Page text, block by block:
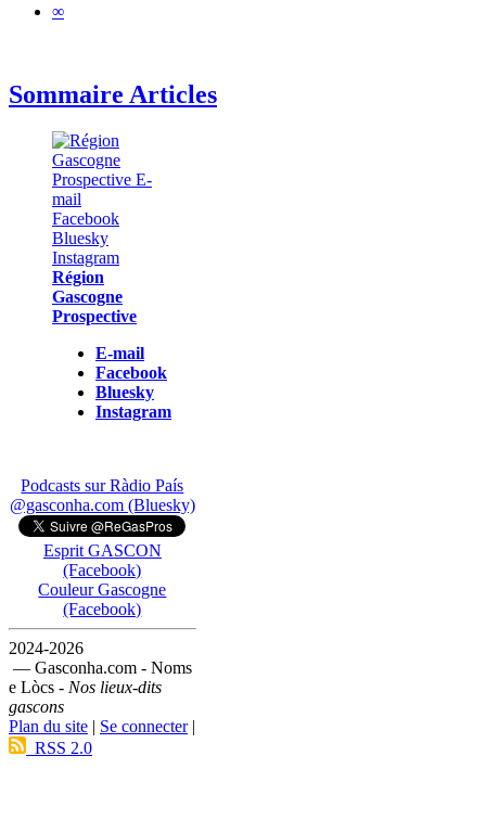
∞
Sommaire Articles
Région
Gascogne
Prospective
E-mail
Facebook
Bluesky
Instagram
Podcasts sur Ràdio País
@gasconha.com (Bluesky)
Esprit GASCON
(Facebook)
Couleur Gascogne
(Facebook)
2024-2026
— Gasconha.com - Noms
e Lòcs - Nos lieux-dits
gascons
Plan du site | Se connecter|
RSS 2.0